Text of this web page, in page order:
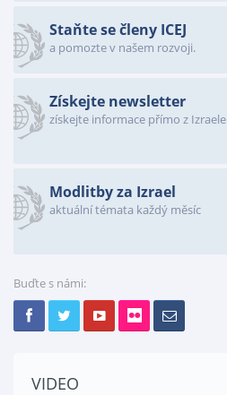
Staňte se členy ICEJ
a pomozte v našem rozvoji.
Získejte newsletter
získejte informace přímo z Izraele
Modlitby za Izrael
aktuální témata každý měsíc
Buďte s námi:
VIDEO